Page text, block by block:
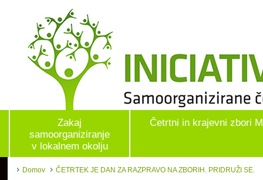
Zakaj
samoorganiziranje
v lokalnem okolju
Četrtni in krajevni zbori
Domov
ČETRTEK JE DAN ZA RAZPRAVO NA ZBORIH. PRIDRUŽI SE.